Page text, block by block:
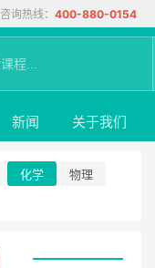
咨询热线： 400-880-0154
新闻 关于我们
化学
物理